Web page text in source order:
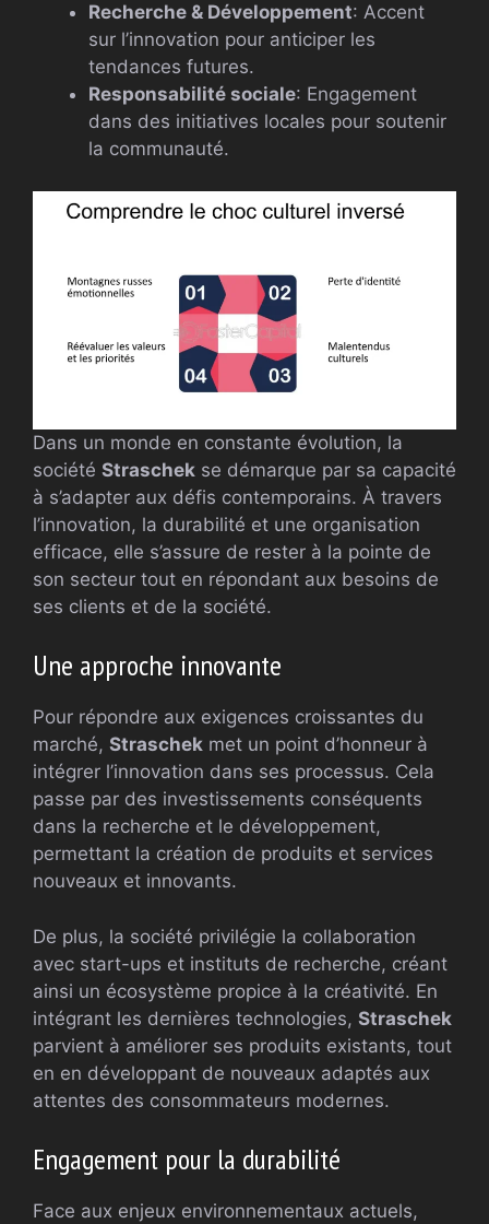
Recherche & Développement: Accent
sur l’innovation pour anticiper les
tendances futures.
Responsabilité sociale: Engagement
dans des initiatives locales pour soutenir
la communauté.
Dans un monde en constante évolution, la
société Straschek se démarque par sa capacité
à s’adapter aux défis contemporains. À travers
l’innovation, la durabilité et une organisation
efficace, elle s’assure de rester à la pointe de
son secteur tout en répondant aux besoins de
ses clients et de la société.
Une approche innovante
Pour répondre aux exigences croissantes du
marché, Straschek met un point d’honneur à
intégrer l’innovation dans ses processus. Cela
passe par des investissements conséquents
dans la recherche et le développement,
permettant la création de produits et services
nouveaux et innovants.
De plus, la société privilégie la collaboration
avec start-ups et instituts de recherche, créant
ainsi un écosystème propice à la créativité. En
intégrant les dernières technologies, Straschek
parvient à améliorer ses produits existants, tout
en en développant de nouveaux adaptés aux
attentes des consommateurs modernes.
Engagement pour la durabilité
Face aux enjeux environnementaux actuels,